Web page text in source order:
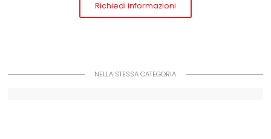
Richiedi informazioni
NELLA STESSA CATEGORIA